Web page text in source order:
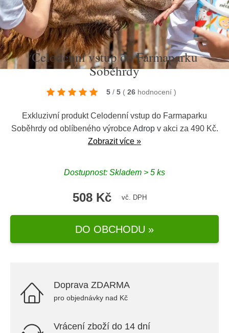
Celodenní vstup do Farmaparku
Soběhrdy
5 / 5 ( 26 hodnocení )
Exkluzivní produkt Celodenní vstup do Farmaparku
Soběhrdy od oblíbeného výrobceAdropv akci za 490 Kč.
Zobrazit více »
Dostupnost: Skladem > 5 ks
508 Kč vč. DPH
DO OBCHODU »
Doprava ZDARMA
pro objednávky nad Kč
Vrácení zboží do 14 dní